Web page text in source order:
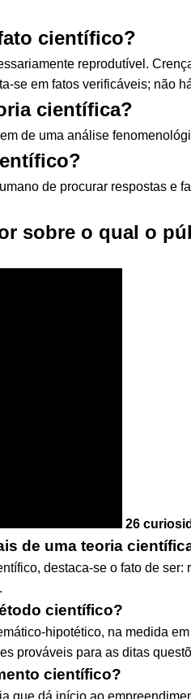
científico?
reprodutível.
se em fatos verificáveis; não
científica?
de uma análise
de procurar respostas e
sobre o qual o
26
de uma teoria
destaca-se o fato de
científico?
hipotético, na medida
prováveis para as ditas
científico?
que dá início ao